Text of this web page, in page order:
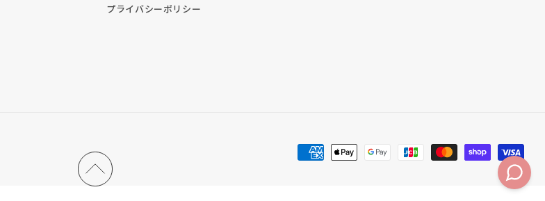
プライバシーポリシー